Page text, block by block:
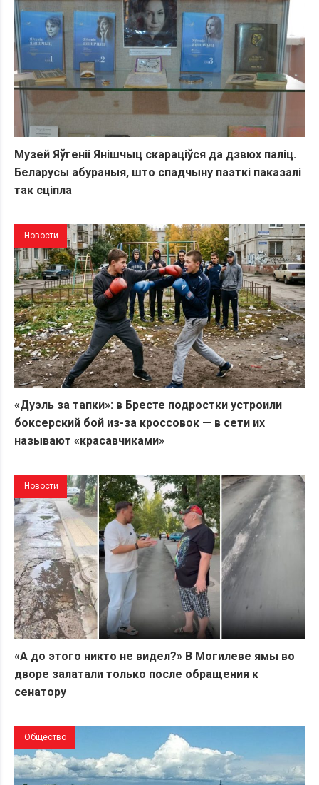
Музей Яўгеніі Янішчыц скараціўся да дзвюх паліц.
Беларусы абураныя, што спадчыну паэткі паказалі
так сціпла
Новости
«Дуэль за тапки»: в Бресте подростки устроили
боксерский бой из-за кроссовок — в сети их
называют «красавчиками»
Новости
«А до этого никто не видел?» В Могилеве ямы во
дворе залатали только после обращения к
сенатору
Общество